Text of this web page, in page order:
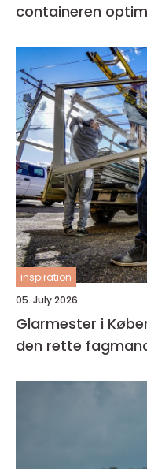
containeren
inspiration
05. July 2026
Glarmester i
den rette